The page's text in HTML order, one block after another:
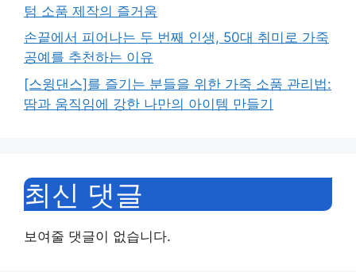
텀 소품 제작의 즐거움
손끝에서 피어나는 두 번째 인생, 50대 취미로 가죽
공예를 추천하는 이유
[스윙댄스]를 즐기는 분들을 위한 가죽 소품 관리법:
땀과 움직임에 강한 나만의 아이템 만들기
최신 댓글
보여줄 댓글이 없습니다.